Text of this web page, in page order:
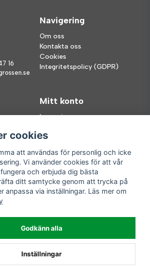
16
Navigering
Om oss
Kontakta oss
Cookies
Integritetspolicy (GDPR)
Mitt konto
Logga in
Glömt lösenord?
Handla enkelt
cookies
att användas för personlig och icke
Vi använder cookies för att vår
och erbjuda dig bästa
ditt samtycke genom att trycka på
anpassa via inställningar. Läs mer om
Godkänn alla
Inställningar